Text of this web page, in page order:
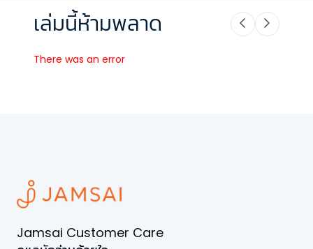
เล่มนี้ห้ามพลาด
There was an error
Jamsai Customer Care